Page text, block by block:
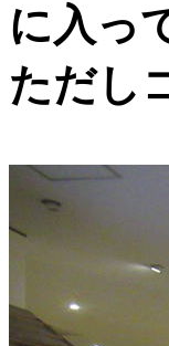
に入っ
ただし